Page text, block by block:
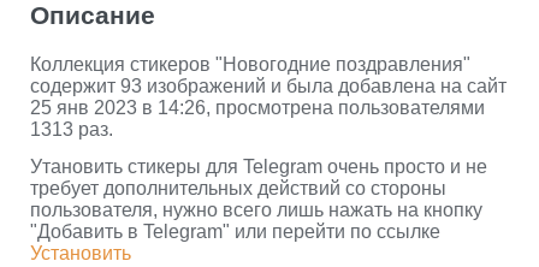
Описание
Коллекция стикеров "Новогодние поздравления"
содержит 93 изображений и была добавлена на сайт
25 янв 2023 в 14:26, просмотрена пользователями
1313 раз.
Утановить стикеры для Telegram очень просто и не
требует дополнительных действий со стороны
пользователя, нужно всего лишь нажать на кнопку
"Добавить в Telegram" или перейти по ссылке
Установить